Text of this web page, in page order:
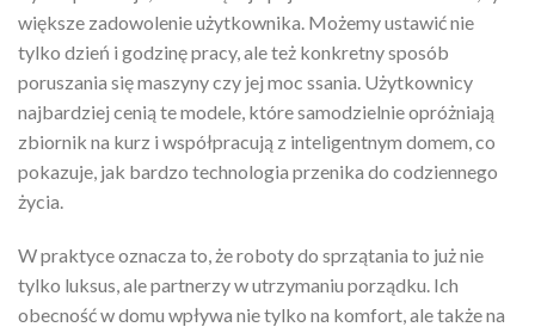
większe zadowolenie użytkownika. Możemy ustawić nie
tylko dzień i godzinę pracy, ale też konkretny sposób
poruszania się maszyny czy jej moc ssania. Użytkownicy
najbardziej cenią te modele, które samodzielnie opróżniają
zbiornik na kurz i współpracują z inteligentnym domem, co
pokazuje, jak bardzo technologia przenika do codziennego
życia.
W praktyce oznacza to, że roboty do sprzątania to już nie
tylko luksus, ale partnerzy w utrzymaniu porządku. Ich
obecność w domu wpływa nie tylko na komfort, ale także na